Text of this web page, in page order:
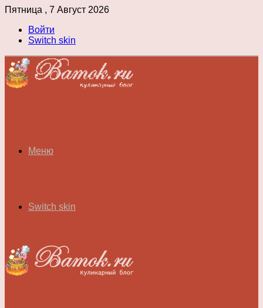
Пятница , 7 Август 2026
Войти
Switch skin
Меню
Switch skin